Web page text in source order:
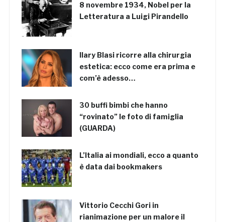
8 novembre 1934, Nobel per la
Letteratura a Luigi Pirandello
Ilary Blasi ricorre alla chirurgia
estetica: ecco come era prima e
com’è adesso…
30 buffi bimbi che hanno
“rovinato” le foto di famiglia
(GUARDA)
L’Italia ai mondiali, ecco a quanto
è data dai bookmakers
Vittorio Cecchi Gori in
rianimazione per un malore il